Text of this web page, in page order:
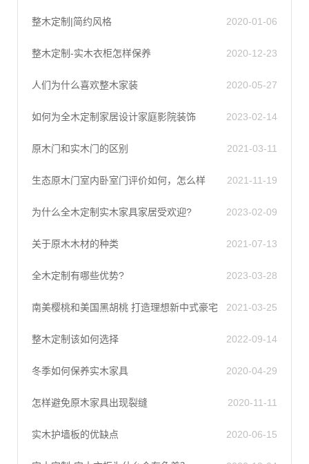
整木定制|简约风格 2020-01-06
整木定制-实木衣柜怎样保养 2020-12-23
人们为什么喜欢整木家装 2020-05-27
如何为全木定制家居设计家庭影院装饰 2023-02-14
原木门和实木门的区别 2021-03-11
生态原木门室内卧室门评价如何，怎么样 2021-11-19
为什么全木定制实木家具家居受欢迎? 2023-02-09
关于原木木材的种类 2021-07-13
全木定制有哪些优势? 2023-03-28
南美樱桃和美国黑胡桃 打造理想新中式豪宅 2021-03-25
整木定制该如何选择 2022-09-14
冬季如何保养实木家具 2020-04-29
怎样避免原木家具​出现裂缝 2020-11-11
实木护墙板的优缺点 2020-06-15